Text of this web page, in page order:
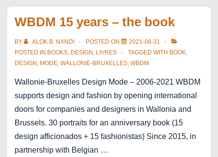
WBDM 15 years – the book
BY ALOK B. NANDI POSTED ON
2021-08-31
POSTED IN BOOKS, DESIGN , LIVRES TAGGED WITH BOOK,
DESIGN , MODE, WALLONIE-BRUXELLES, WBDM
Wallonie-Bruxelles Design Mode – 2006-2021 WBDM
supports design and fashion by opening international
doors for companies and designers in Wallonia and
Brussels. 30 portraits for an anniversary book (15
design afficionados + 15 fashionistas) Since 2015, in
partnership with Belgian …